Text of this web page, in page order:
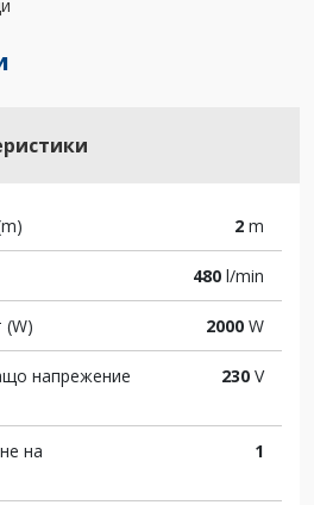
2 m
480 l/min
2000 W
напрежение
230 V
на
1